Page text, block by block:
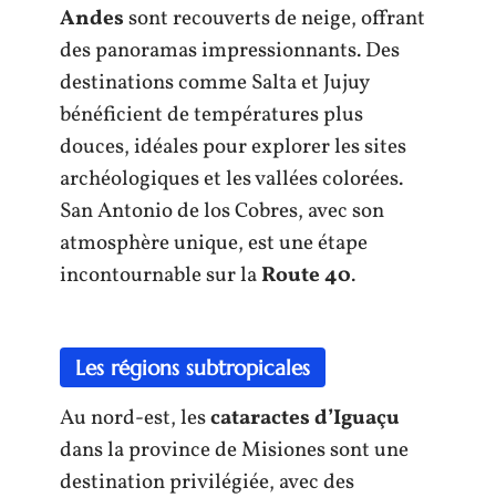
Andessont recouverts de neige, offrant
des panoramas impressionnants. Des
destinations comme Salta et Jujuy
bénéficient de températures plus
douces, idéales pour explorer les sites
archéologiques et les vallées colorées.
San Antonio de los Cobres, avec son
atmosphère unique, est une étape
incontournable sur laRoute 40.
Les régions subtropicales
Au nord-est, lescataractes d’Iguaçu
dans la province de Misiones sont une
destination privilégiée, avec des